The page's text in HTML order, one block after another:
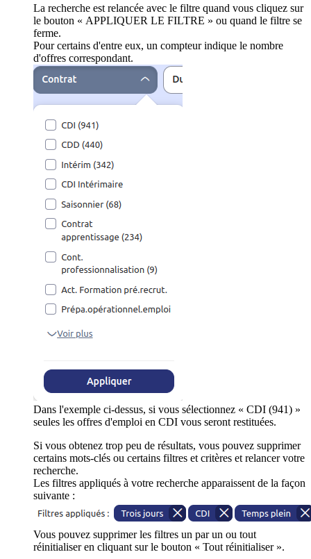
La recherche est relancée avec le filtre quand vous cliquez sur
le bouton « APPLIQUER LE FILTRE » ou quand le filtre se
ferme.
Pour certains d'entre eux, un compteur indique le nombre
d'offres correspondant.
Dans l'exemple ci-dessus, si vous sélectionnez « CDI (941) »
seules les offres d'emploi en CDI vous seront restituées.
Si vous obtenez trop peu de résultats, vous pouvez supprimer
certains mots-clés ou certains filtres et critères et relancer votre
recherche.
Les filtres appliqués à votre recherche apparaissent de la façon
suivante :
Vous pouvez supprimer les filtres un par un ou tout
réinitialiser en cliquant sur le bouton « Tout réinitialiser ».